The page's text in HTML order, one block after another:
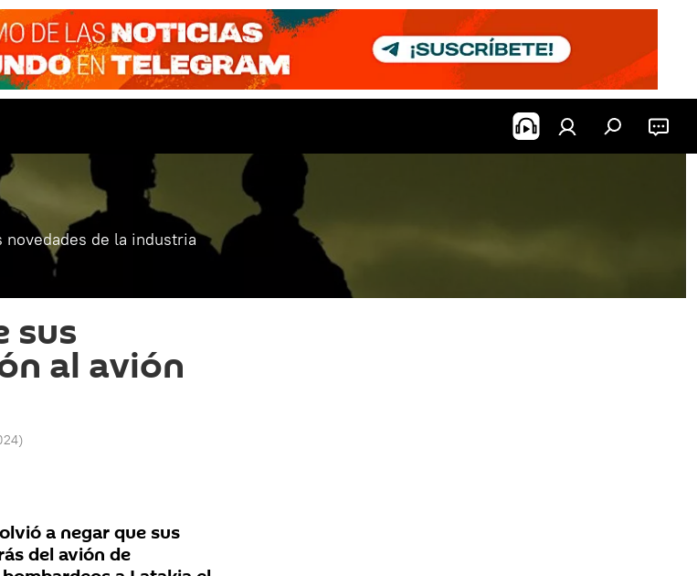
de la industria
sus
al avión
)
a negar que sus
del avión de